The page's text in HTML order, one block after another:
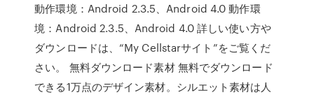
動作環境：Android 2.3.5、Android 4.0 動作環
境：Android 2.3.5、Android 4.0 詳しい使い方や
ダウンロードは、“My Cellstarサイト”をご覧くだ
さい。 無料ダウンロード素材 無料でダウンロード
できる1万点のデザイン素材。シルエット素材は人